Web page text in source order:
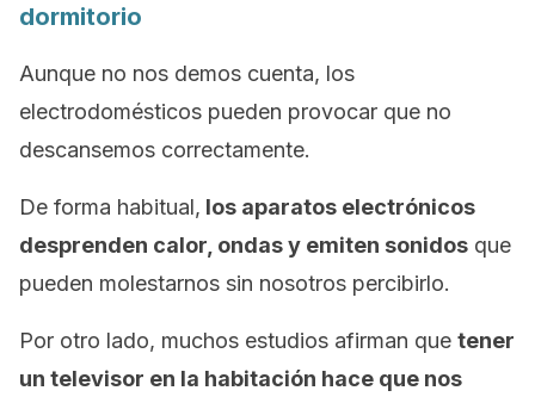
dormitorio
Aunque no nos demos cuenta, los
electrodomésticos pueden provocar que no
descansemos correctamente.
De forma habitual, los aparatos electrónicos
desprenden calor, ondas y emiten sonidos que
pueden molestarnos sin nosotros percibirlo.
Por otro lado, muchos estudios afirman que tener
un televisor en la habitación hace que nos